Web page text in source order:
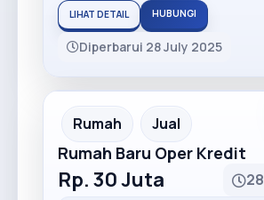
LIHAT DETAIL HUBUNGI
Diperbarui 28 July 2025
Rumah Jual
Rumah Baru Oper Kredit
Rp. 30 Juta